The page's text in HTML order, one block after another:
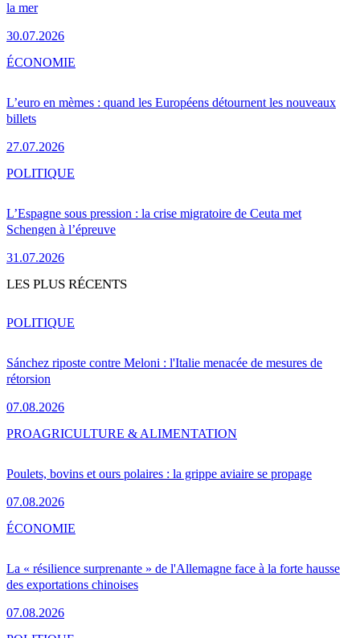
la mer
30.07.2026
L’euro en mèmes : quand les Européens détournent les nouveaux
billets
27.07.2026
ÉCONOMIE
L’Espagne sous pression : la crise migratoire de Ceuta met
Schengen à l’épreuve
31.07.2026
POLITIQUE
LES PLUS RÉCENTS
Sánchez riposte contre Meloni : l'Italie menacée de mesures de
rétorsion
07.08.2026
POLITIQUE
Poulets, bovins et ours polaires : la grippe aviaire se propage
07.08.2026
PROAGRICULTURE & ALIMENTATION
La « résilience surprenante » de l'Allemagne face à la forte hausse
des exportations chinoises
07.08.2026
ÉCONOMIE